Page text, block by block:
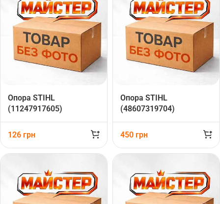
Опора STIHL
(11247917605)
126 грн
Опора STIHL
(48607319704)
450 грн